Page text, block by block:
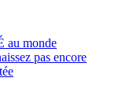
au monde
pas encore